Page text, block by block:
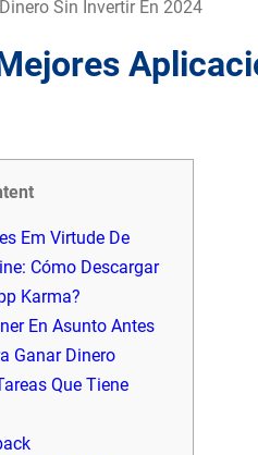
Sin Invertir En 2024
Em Virtude De
Cómo Descargar
Karma?
En Asunto Antes
Ganar Dinero
Que Tiene